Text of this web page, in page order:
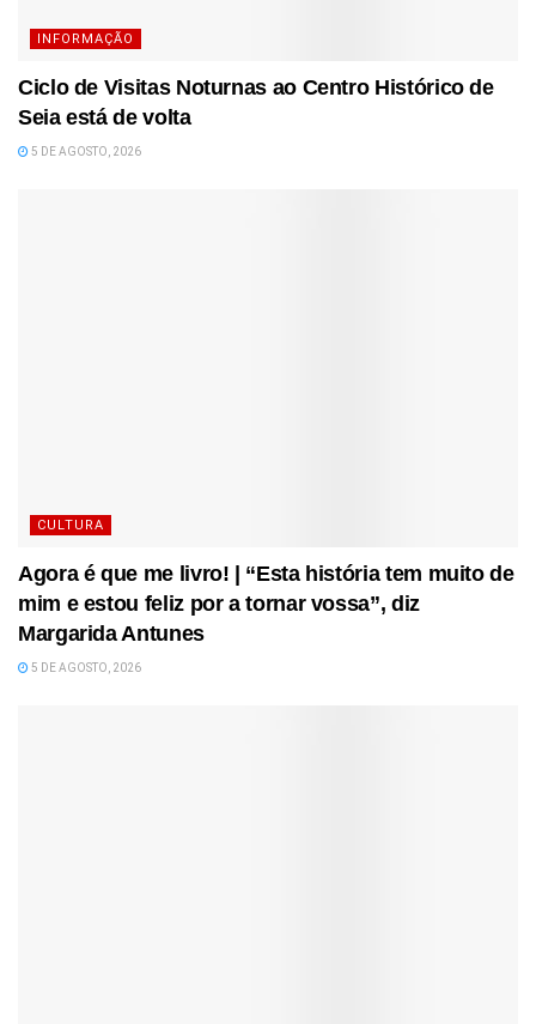
INFORMAÇÃO
Ciclo de Visitas Noturnas ao Centro Histórico de
Seia está de volta
5 DE AGOSTO, 2026
CULTURA
Agora é que me livro! | “Esta história tem muito de
mim e estou feliz por a tornar vossa”, diz
Margarida Antunes
5 DE AGOSTO, 2026